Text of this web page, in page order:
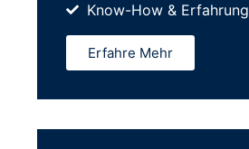
Know-How & Erfahrung
Erfahre Mehr